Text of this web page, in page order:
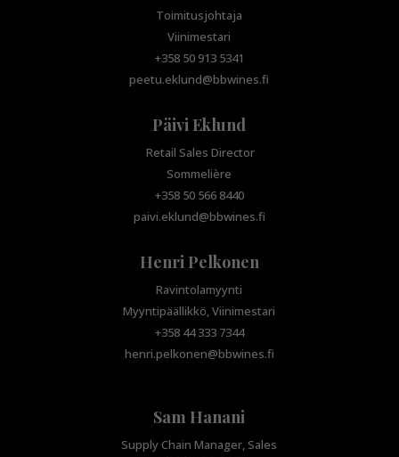
Toimitusjohtaja
Viinimestari
+358 50 913 5341
peetu.eklund@bbwines.fi
Päivi Eklund
Retail Sales Director
Sommelière
+358 50 566 8440
paivi.eklund@bbwines.fi
Henri Pelkonen
Ravintolamyynti
Myyntipäällikkö, Viinimestari
+358 44 333 7344
henri.pelkonen@bbwines.fi
Sam Hanani
Supply Chain Manager, Sales